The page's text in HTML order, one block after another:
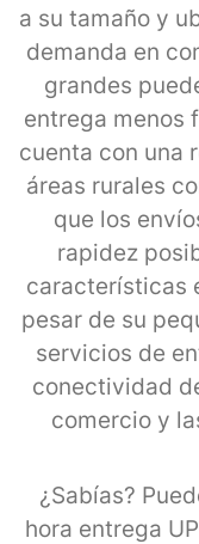
a su tamaño y
demanda en
grandes
entrega menos
cuenta con una
áreas rurales
que los
rapidez
características
pesar de su
servicios de
conectividad
comercio y
¿Sabías?
hora entrega